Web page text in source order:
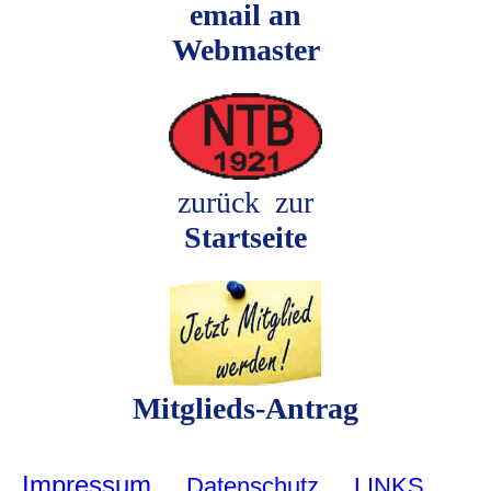
email an
Webmaster
zurück zur
Startseite
Mitglieds-Antrag